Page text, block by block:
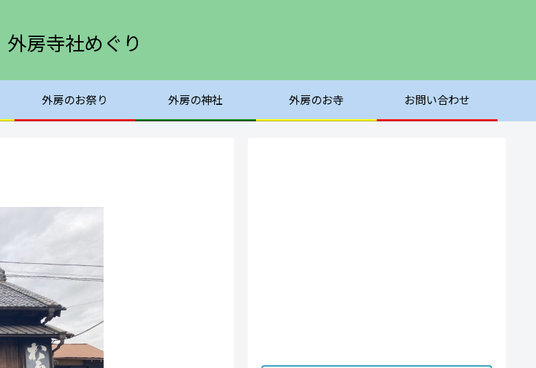
外房寺社めぐり
外房のお祭り 外房の神社 外房のお寺 お問い合わせ